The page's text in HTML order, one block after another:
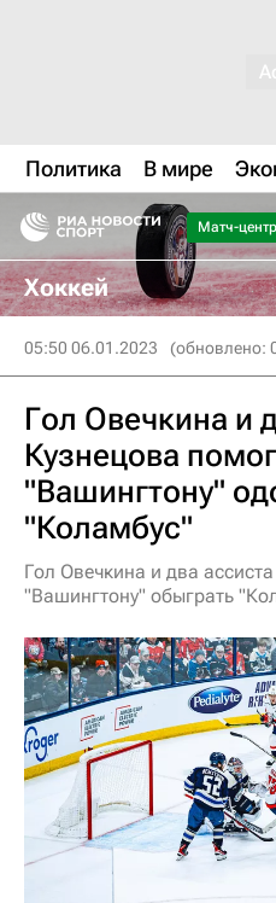
Политика В мире
Матч-центр
Хоккей
05:50 06.01.2023 (обновлено:
Гол Овечкина и
Кузнецова
"Вашингтону"
"Коламбус"
Гол Овечкина и два
"Вашингтону" обыграть